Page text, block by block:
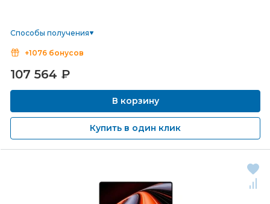
Способы получения
+1076 бонусов
107 564 ₽
В корзину
Купить в один клик